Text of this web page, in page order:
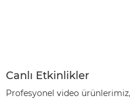
Canlı Etkinlikler
Profesyonel video